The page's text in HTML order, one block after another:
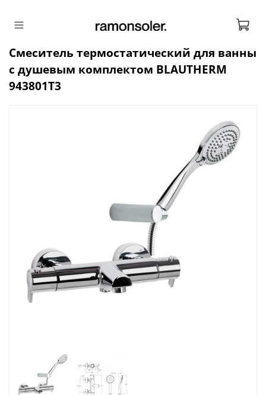
Смеситель термостатический для ванны
с душевым комплектом BLAUTHERM
943801T3